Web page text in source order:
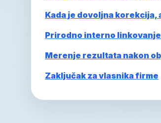
Kada je dovoljna korekcija,
Prirodno interno
Merenje rezultata nakon
Zaključak za vlasnika firme